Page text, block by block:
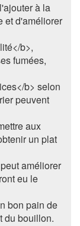
à la
et d'améliorer
b>,
fumées,
b> selon
peuvent
aux
un plat
améliorer
eu le
bon pain de
du bouillon.